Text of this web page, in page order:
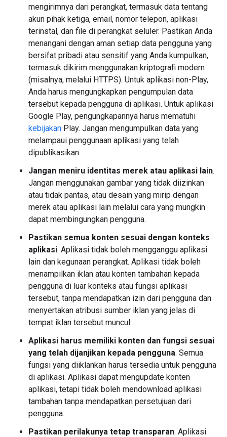
mengirimnya dari perangkat, termasuk data tentang
akun pihak ketiga, email, nomor telepon, aplikasi
terinstal, dan file di perangkat seluler. Pastikan Anda
menangani dengan aman setiap data pengguna yang
bersifat pribadi atau sensitif yang Anda kumpulkan,
termasuk dikirim menggunakan kriptografi modern
(misalnya, melalui HTTPS). Untuk aplikasi non-Play,
Anda harus mengungkapkan pengumpulan data
tersebut kepada pengguna di aplikasi. Untuk aplikasi
Google Play, pengungkapannya harus mematuhi
kebijakan Play. Jangan mengumpulkan data yang
melampaui penggunaan aplikasi yang telah
dipublikasikan.
Jangan meniru identitas merek atau aplikasi lain.
Jangan menggunakan gambar yang tidak diizinkan
atau tidak pantas, atau desain yang mirip dengan
merek atau aplikasi lain melalui cara yang mungkin
dapat membingungkan pengguna.
Pastikan semua konten sesuai dengan konteks
aplikasi. Aplikasi tidak boleh mengganggu aplikasi
lain dan kegunaan perangkat. Aplikasi tidak boleh
menampilkan iklan atau konten tambahan kepada
pengguna di luar konteks atau fungsi aplikasi
tersebut, tanpa mendapatkan izin dari pengguna dan
menyertakan atribusi sumber iklan yang jelas di
tempat iklan tersebut muncul.
Aplikasi harus memiliki konten dan fungsi sesuai
yang telah dijanjikan kepada pengguna. Semua
fungsi yang diiklankan harus tersedia untuk pengguna
di aplikasi. Aplikasi dapat mengupdate konten
aplikasi, tetapi tidak boleh mendownload aplikasi
tambahan tanpa mendapatkan persetujuan dari
pengguna.
Pastikan perilakunya tetap transparan. Aplikasi